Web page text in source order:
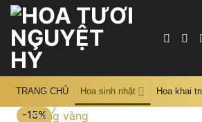
Skip
content
TRANG CHỦ Hoa sinh nhật Hoa khai
-15%